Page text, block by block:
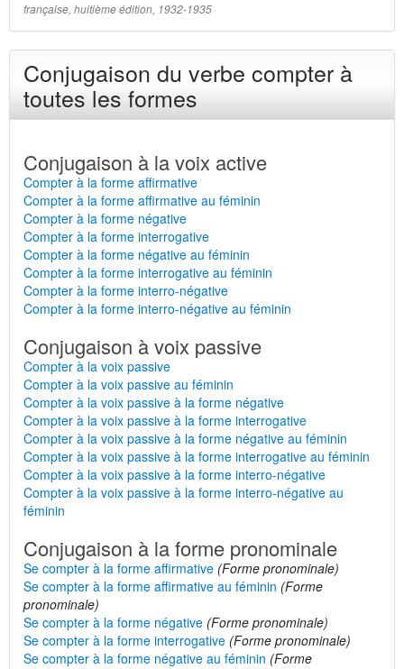
française, huitième édition, 1932-1935
Conjugaison du verbe compter à
toutes les formes
Conjugaison à la voix active
Compter à la forme affirmative
Compter à la forme affirmative au féminin
Compter à la forme négative
Compter à la forme interrogative
Compter à la forme négative au féminin
Compter à la forme interrogative au féminin
Compter à la forme interro-négative
Compter à la forme interro-négative au féminin
Conjugaison à voix passive
Compter à la voix passive
Compter à la voix passive au féminin
Compter à la voix passive à la forme négative
Compter à la voix passive à la forme interrogative
Compter à la voix passive à la forme négative au féminin
Compter à la voix passive à la forme interrogative au féminin
Compter à la voix passive à la forme interro-négative
Compter à la voix passive à la forme interro-négative au
féminin
Conjugaison à la forme pronominale
Se compter à la forme affirmative (Forme pronominale)
Se compter à la forme affirmative au féminin (Forme
pronominale)
Se compter à la forme négative (Forme pronominale)
Se compter à la forme interrogative (Forme pronominale)
Se compter à la forme négative au féminin (Forme